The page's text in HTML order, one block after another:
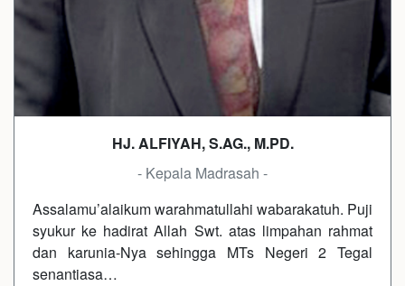
HJ. ALFIYAH, S.AG., M.PD.
- Kepala Madrasah -
Assalamu’alaikum warahmatullahi wabarakatuh. Puji
syukur ke hadirat Allah Swt. atas limpahan rahmat
dan karunia-Nya sehingga MTs Negeri 2 Tegal
senantiasa…